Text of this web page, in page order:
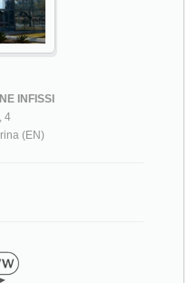
INFISSI
4
(EN)